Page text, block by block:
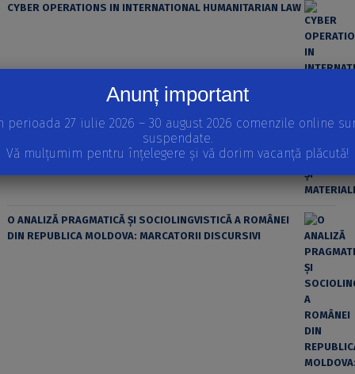
CYBER OPERATIONS IN INTERNATIONAL HUMANITARIAN LAW
ȘTIINȚA MODERNĂ ȘI MATERIALISMUL
O ANALIZĂ PRAGMATICĂ ȘI SOCIOLINGVISTICĂ A ROMÂNEI
DIN REPUBLICA MOLDOVA: MARCATORII DISCURSIVI
Anunț important
perioada 27 iulie 2026 – 30 august 2026 comenzile online
suspendate.
Vă mulțumim pentru înțelegere și vă dorim vacanță plăcută!